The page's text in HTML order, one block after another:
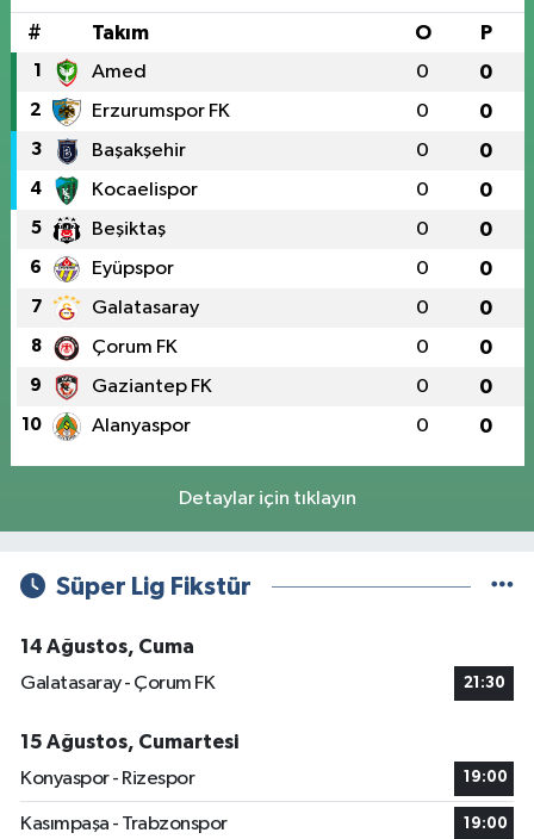
# Takım O P
1 Amed 0 0
2 Erzurumspor FK 0 0
3 Başakşehir 0 0
4 Kocaelispor 0 0
5 Beşiktaş 0 0
6 Eyüpspor 0 0
7 Galatasaray 0 0
8 Çorum FK 0 0
9 Gaziantep FK 0 0
10 Alanyaspor 0 0
Detaylar için tıklayın
Süper Lig Fikstür
14 Ağustos, Cuma
Galatasaray - Çorum FK
21:30
15 Ağustos, Cumartesi
Konyaspor - Rizespor
19:00
Kasımpaşa - Trabzonspor 19:00